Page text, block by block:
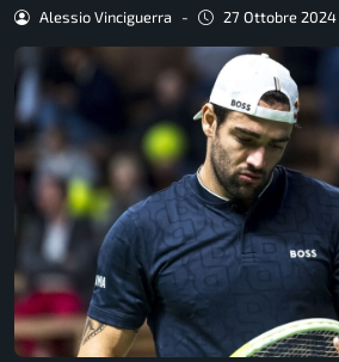
Alessio Vinciguerra - 27 Ottobre 2024